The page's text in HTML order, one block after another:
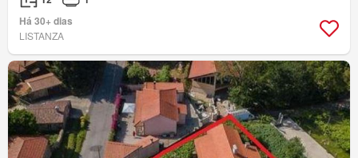
Há 30+ dias
LISTANZA